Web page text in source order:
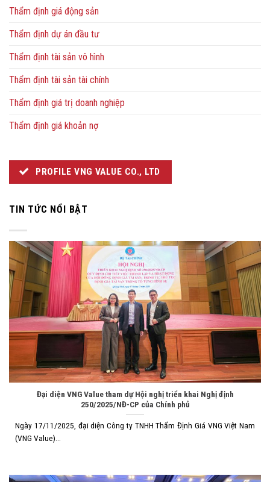
Thẩm định giá động sản
Thẩm định dự án đầu tư
Thẩm định tài sản vô hình
Thẩm định tài sản tài chính
Thẩm định giá trị doanh nghiệp
Thẩm định giá khoản nợ
PROFILE VNG VALUE CO., LTD
TIN TỨC NỔI BẬT
Đại diện VNG Value tham dự Hội nghị triển khai Nghị định
250/2025/NĐ-CP của Chính phủ
Ngày 17/11/2025, đại diện Công ty TNHH Thẩm Định Giá VNG Việt Nam
(VNG Value)...